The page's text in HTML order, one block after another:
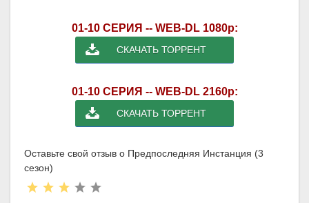
01-10 СЕРИЯ -- WEB-DL 1080p:
СКАЧАТЬ ТОРРЕНТ
01-10 СЕРИЯ -- WEB-DL 2160p:
СКАЧАТЬ ТОРРЕНТ
Оставьте свой отзыв о Предпоследняя Инстанция (3
сезон)